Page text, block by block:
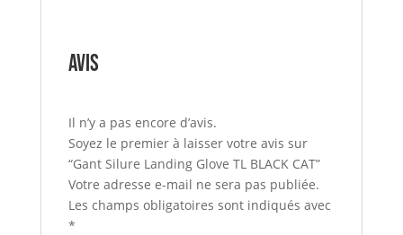
Avis
Il n’y a pas encore d’avis.
Soyez le premier à laisser votre avis sur
“Gant Silure Landing Glove TL BLACK CAT”
Votre adresse e-mail ne sera pas publiée.
Les champs obligatoires sont indiqués avec
*